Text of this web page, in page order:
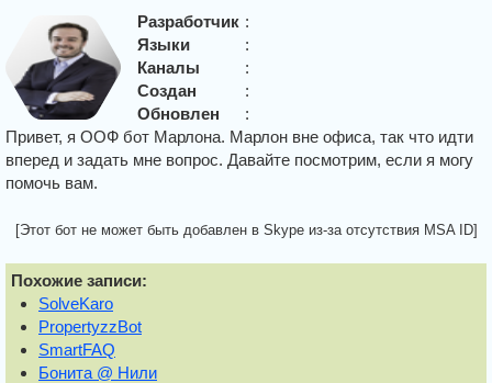
Разработчик :
Языки
:
Каналы
:
Создан
:
Обновлен
:
Привет, я ООФ бот Марлона. Марлон вне офиса, так что идти
вперед и задать мне вопрос. Давайте посмотрим, если я могу
помочь вам.
[Этот бот не может быть добавлен в Skype из-за отсутствия MSA ID]
Похожие записи:
SolveKaro
PropertyzzBot
SmartFAQ
Бонита @ Нили